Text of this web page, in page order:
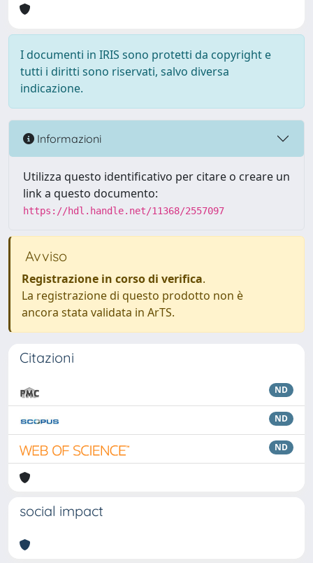
I documenti in IRIS sono protetti da copyright e
tutti i diritti sono riservati, salvo diversa
indicazione.
Informazioni
Utilizza questo identificativo per citare o creare un
link a questo documento:
https://hdl.handle.net/11368/2557097
Avviso
Registrazione in corso di verifica.
La registrazione di questo prodotto non è
ancora stata validata in ArTS.
Citazioni
ND
ND
ND
social impact